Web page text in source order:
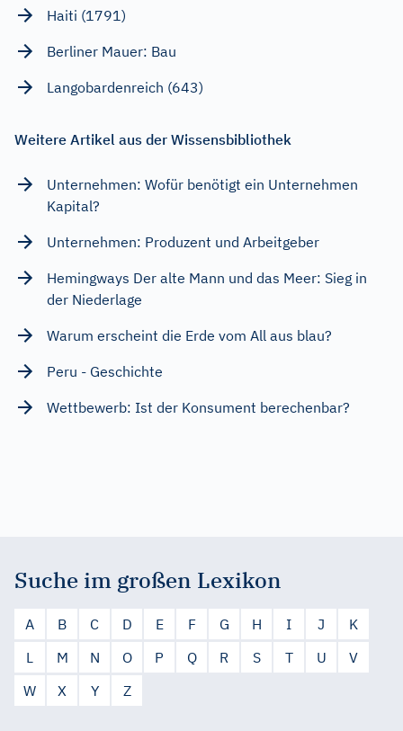
Haiti (1791)
Berliner Mauer: Bau
Langobardenreich (643)
Weitere Artikel aus der Wissensbibliothek
Unternehmen: Wofür benötigt ein Unternehmen
Kapital?
Unternehmen: Produzent und Arbeitgeber
Hemingways Der alte Mann und das Meer: Sieg in
der Niederlage
Warum erscheint die Erde vom All aus blau?
Peru - Geschichte
Wettbewerb: Ist der Konsument berechenbar?
Suche im großen Lexikon
A B C D E F G H I J
K
L
M N O P Q R S T U
V
W
X Y Z